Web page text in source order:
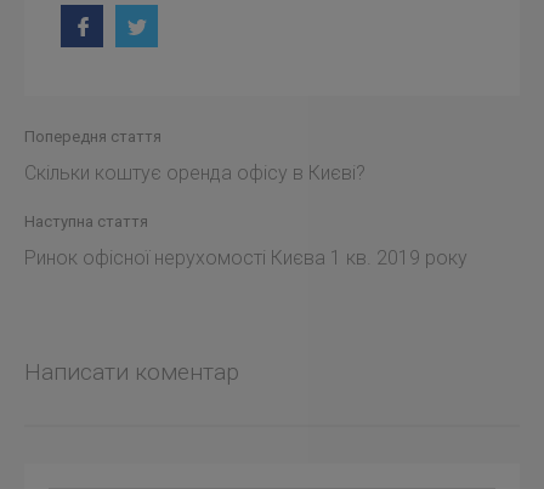
Попередня стаття
Скільки коштує оренда офісу в Києві?
Наступна стаття
Ринок офісної нерухомості Києва 1 кв. 2019 року
Написати коментар